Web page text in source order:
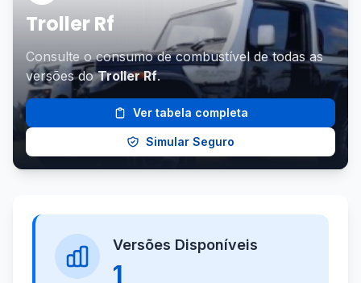
Troller Rf
Consulte o consumo de combustível de todas as
versões doTroller Rf.
Ver tabela completa
Simular Seguro
Versões Disponíveis
1